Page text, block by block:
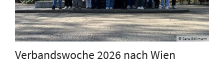
© Sara Göllmann
Verbandswoche 2026 nach Wien